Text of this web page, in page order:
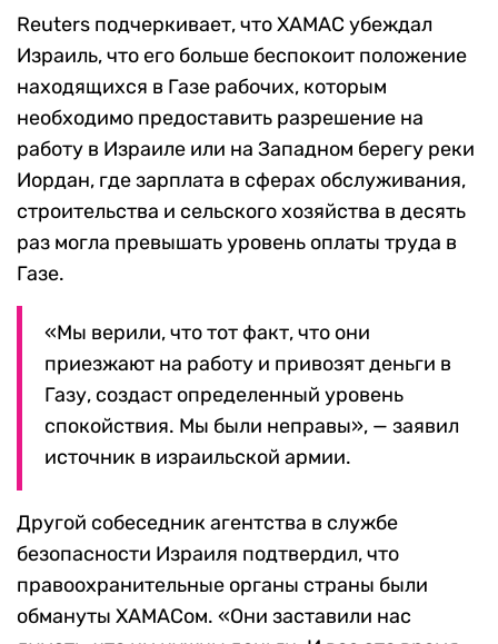
Reuters подчеркивает, что ХАМАС убеждал
Израиль, что его больше беспокоит положение
находящихся в Газе рабочих, которым
необходимо предоставить разрешение на
работу в Израиле или на Западном берегу реки
Иордан, где зарплата в сферах обслуживания,
строительства и сельского хозяйства в десять
раз могла превышать уровень оплаты труда в
Газе.
«Мы верили, что тот факт, что они
приезжают на работу и привозят деньги в
Газу, создаст определенный уровень
спокойствия. Мы были неправы», — заявил
источник в израильской армии.
Другой собеседник агентства в службе
безопасности Израиля подтвердил, что
правоохранительные органы страны были
обмануты ХАМАСом. «Они заставили нас